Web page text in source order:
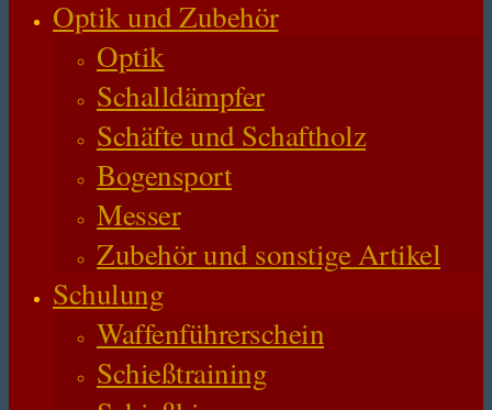
Optik und Zubehör
Optik
Schalldämpfer
Schäfte und Schaftholz
Bogensport
Messer
Zubehör und sonstige Artikel
Schulung
Waffenführerschein
Schießtraining